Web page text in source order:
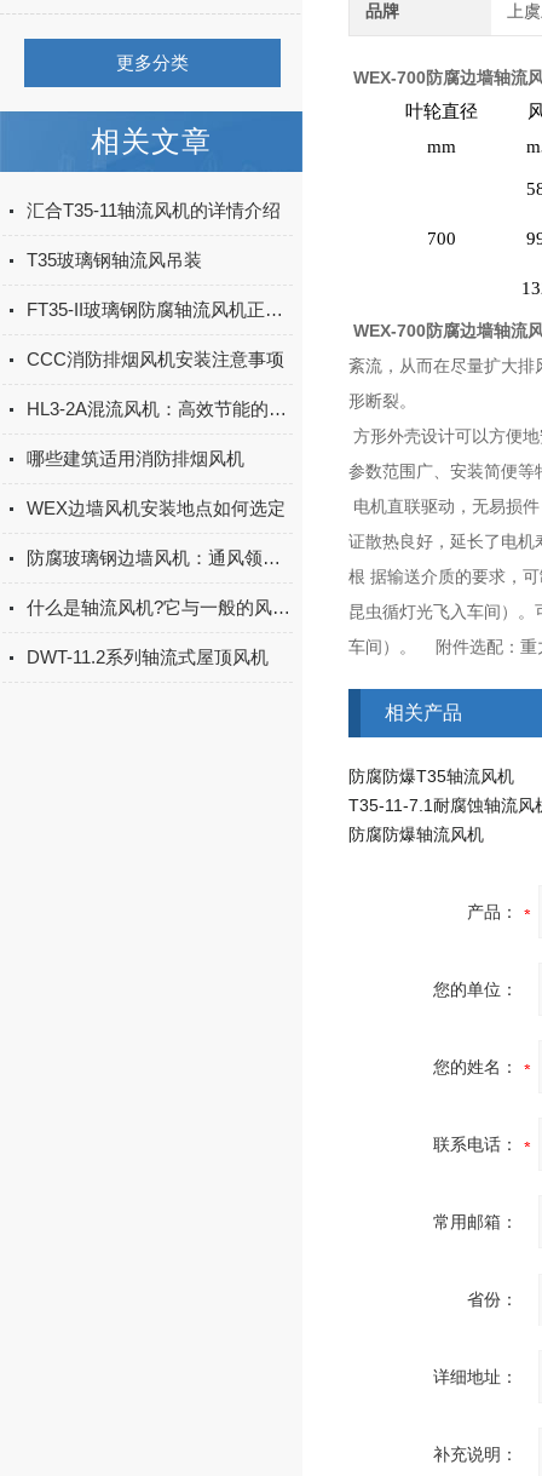
更多分类
相关文章
汇合T35-11轴流风机的详情介绍
T35玻璃钢轴流风吊装
FT35-II玻璃钢防腐轴流风机正确选择方法
CCC消防排烟风机安装注意事项
HL3-2A混流风机：高效节能的通风“多面手”
哪些建筑适用消防排烟风机
WEX边墙风机安装地点如何选定
防腐玻璃钢边墙风机：通风领域的耐用之选
什么是轴流风机?它与一般的风机有什么不同?
DWT-11.2系列轴流式屋顶风机
品牌 上
WEX-700防腐边墙轴流
叶轮直径
mm
700
WEX-700防腐边墙轴流
紊流，从而在尽量扩大排
形断裂。
方形外壳设计可以方便
参数范围广、安装简便等
电机直联驱动，无易损
证散热良好，延长了电机
根 据输送介质的要求，
昆虫循灯光飞入车间）
车间）。
附件选配：
相关产品
防腐防爆T35轴流风机
T35-11-7.1耐腐蚀轴流风
防腐防爆轴流风机
产品：
您的单位：
您的姓名：
联系电话：
常用邮箱：
省份：
详细地址：
补充说明：